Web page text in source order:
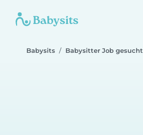
Babysits Babysitter Job gesucht